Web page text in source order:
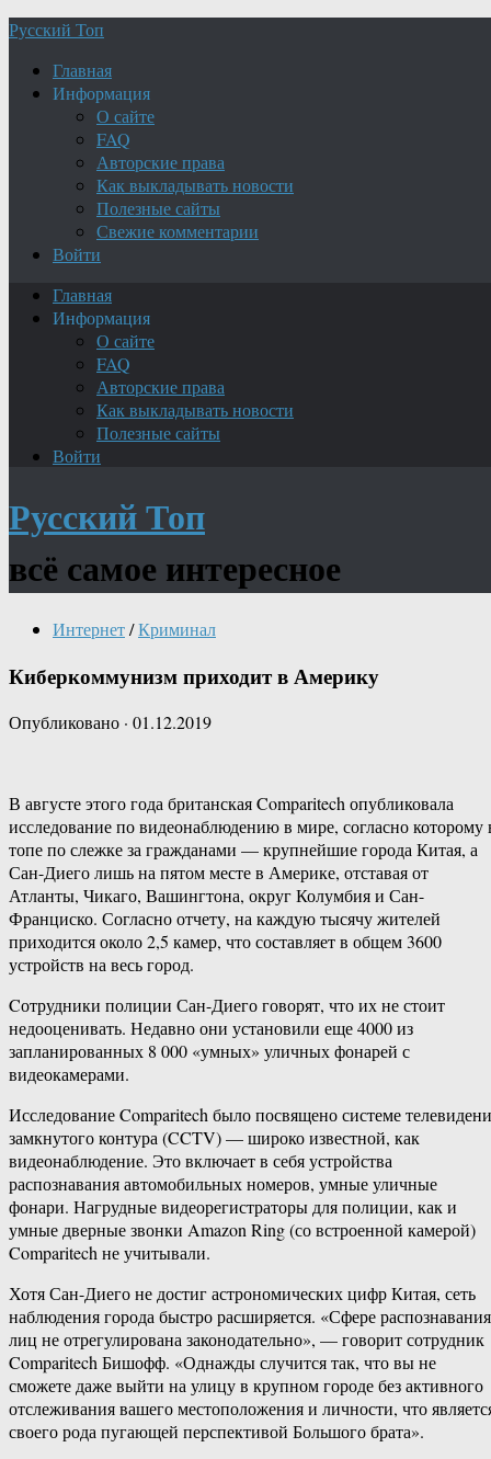
Русский Топ
Главная
Информация
О сайте
FAQ
Авторские права
Как выкладывать новости
Полезные сайты
Свежие комментарии
Войти
Главная
Информация
О сайте
FAQ
Авторские права
Как выкладывать новости
Полезные сайты
Войти
Русский Топ
всё самое интересное
Интернет/Криминал
Киберкоммунизм приходит в Америку
Опубликовано · 01.12.2019
В августе этого года британская Comparitech опубликовала
исследование по видеонаблюдению в мире, согласно которому
топе по слежке за гражданами — крупнейшие города Китая, а
Сан-Диего лишь на пятом месте в Америке, отставая от
Атланты, Чикаго, Вашингтона, округ Колумбия и Сан-
Франциско. Согласно отчету, на каждую тысячу жителей
приходится около 2,5 камер, что составляет в общем 3600
устройств на весь город.
Cотрудники полиции Сан-Диего говорят, что их не стоит
недооценивать. Недавно они установили еще 4000 из
запланированных 8 000 «умных» уличных фонарей с
видеокамерами.
Исследование Comparitech было посвящено системе
замкнутого контура (CCTV) — широко известной, как
видеонаблюдение. Это включает в себя устройства
распознавания автомобильных номеров, умные уличные
фонари. Нагрудные видеорегистраторы для полиции, как и
умные дверные звонки Amazon Ring (со встроенной камерой)
Comparitech не учитывали.
Хотя Сан-Диего не достиг астрономических цифр Китая, сеть
наблюдения города быстро расширяется. «Сфере распознавания
лиц не отрегулирована законодательно», — говорит сотрудник
Comparitech Бишофф. «Однажды случится так, что вы не
сможете даже выйти на улицу в крупном городе без активного
отслеживания вашего местоположения и личности, что
своего рода пугающей перспективой Большого брата».